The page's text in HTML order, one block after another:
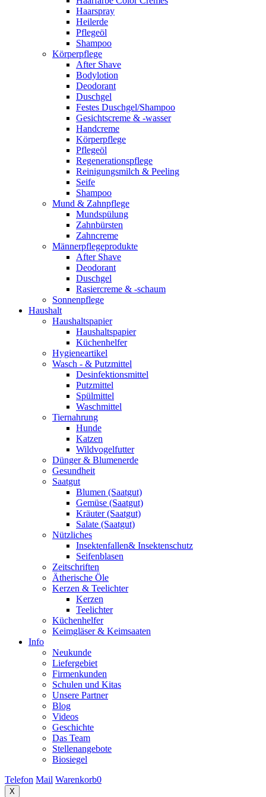
Haarspray
Heilerde
Pflegeöl
Shampoo
Körperpflege
After Shave
Bodylotion
Deodorant
Duschgel
Festes Duschgel/Shampoo
Gesichtscreme & -wasser
Handcreme
Körperpflege
Pflegeöl
Regenerationspflege
Reinigungsmilch & Peeling
Seife
Shampoo
Mund & Zahnpflege
Mundspülung
Zahnbürsten
Zahncreme
Männerpflegeprodukte
After Shave
Deodorant
Duschgel
Rasiercreme & -schaum
Sonnenpflege
Haushalt
Haushaltspapier
Haushaltspapier
Küchenhelfer
Hygieneartikel
Wasch - & Putzmittel
Desinfektionsmittel
Putzmittel
Spülmittel
Waschmittel
Tiernahrung
Hunde
Katzen
Wildvogelfutter
Dünger & Blumenerde
Gesundheit
Saatgut
Blumen (Saatgut)
Gemüse (Saatgut)
Kräuter (Saatgut)
Salate (Saatgut)
Nützliches
Insektenfallen& Insektenschutz
Seifenblasen
Zeitschriften
Ätherische Öle
Kerzen & Teelichter
Kerzen
Teelichter
Küchenhelfer
Keimgläser & Keimsaaten
Info
Neukunde
Liefergebiet
Firmenkunden
Schulen und Kitas
Unsere Partner
Blog
Videos
Geschichte
Das Team
Stellenangebote
Biosiegel
Telefon Mail Warenkorb0
X